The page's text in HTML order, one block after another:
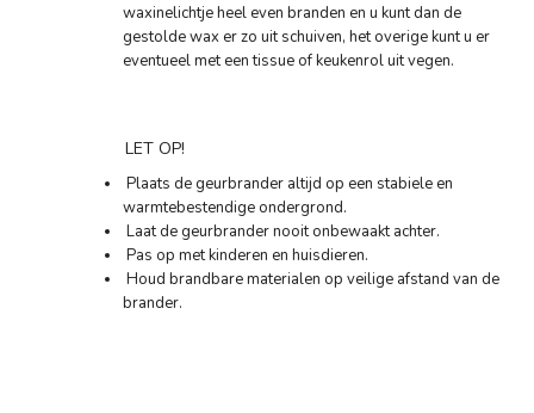
waxinelichtje heel even branden en u kunt dan de
gestolde wax er zo uit schuiven, het overige kunt u er
eventueel met een tissue of keukenrol uit vegen.
LET OP!
Plaats de geurbrander altijd op een stabiele en
warmtebestendige ondergrond.
Laat de geurbrander nooit onbewaakt achter.
Pas op met kinderen en huisdieren.
Houd brandbare materialen op veilige afstand van de
brander.